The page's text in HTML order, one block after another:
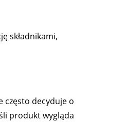
składnikami,
często decyduje o
produkt wygląda